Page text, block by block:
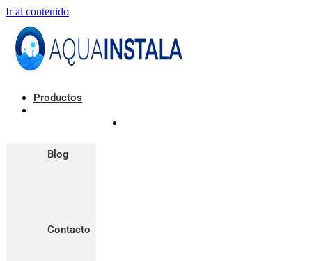
Ir al contenido
Productos
Blog
Contacto